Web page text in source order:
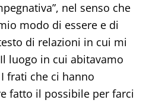
nel senso che
modo di essere e di
di relazioni in cui mi
luogo in cui abitavamo
frati che ci hanno
fatto il possibile per farci